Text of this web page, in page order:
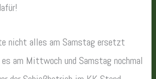
nicht alles am Samstag ersetzt
am Mittwoch und Samstag nochmal